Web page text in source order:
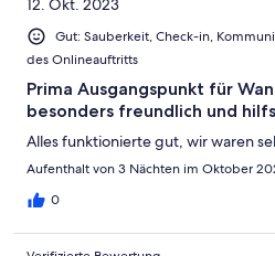
12. Okt. 2023
Gut: Sauberkeit, Check-in,
des Onlineauftritts
Prima Ausgangspunkt für
besonders freundlich und
Alles funktionierte gut, wir waren
Aufenthalt von 3 Nächten im Oktober
0